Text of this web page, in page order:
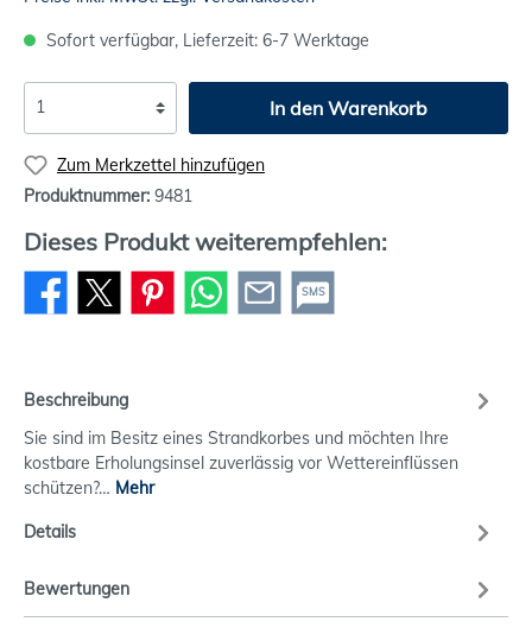
Sofort verfügbar, Lieferzeit: 6-7 Werktage
In den Warenkorb
Zum Merkzettel hinzufügen
Produktnummer: 9481
Dieses Produkt weiterempfehlen:
SMS
Beschreibung
Sie sind im Besitz eines Strandkorbes und möchten Ihre
kostbare Erholungsinsel zuverlässig vor Wettereinflüssen
schützen?… Mehr
Details
Bewertungen